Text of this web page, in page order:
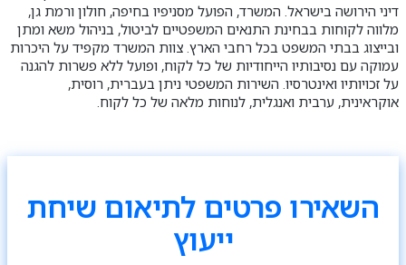
דיני הירושה בישראל. המשרד, הפועל מסניפיו בחיפה, חולון ורמת גן,
מלווה לקוחות בבחינת התנאים המשפטיים לביטול, בניהול משא ומתן
ובייצוג בבתי המשפט בכל רחבי הארץ. צוות המשרד מקפיד על היכרות
עמוקה עם נסיבותיו הייחודיות של כל לקוח, ופועל ללא פשרות להגנה
על זכויותיו ואינטרסיו. השירות המשפטי ניתן בעברית, רוסית,
אוקראינית, ערבית ואנגלית, לנוחות מלאה של כל לקוח.
השאירו פרטים לתיאום שיחת
ייעוץ